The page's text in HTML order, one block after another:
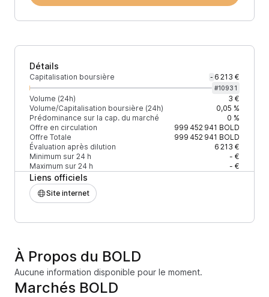
Détails
Capitalisation boursière - 6 213 €
#10931
Volume (24h)
3 €
Volume/Capitalisation boursière (24h)
0,05 %
Prédominance sur la cap. du marché
0 %
Offre en circulation
999 452 941 BOLD
Offre Totale
999 452 941 BOLD
Évaluation après dilution
6 213 €
Minimum sur 24 h
- €
Maximum sur 24 h
- €
Liens officiels
Site internet
À Propos du BOLD
Aucune information disponible pour le moment.
Marchés BOLD